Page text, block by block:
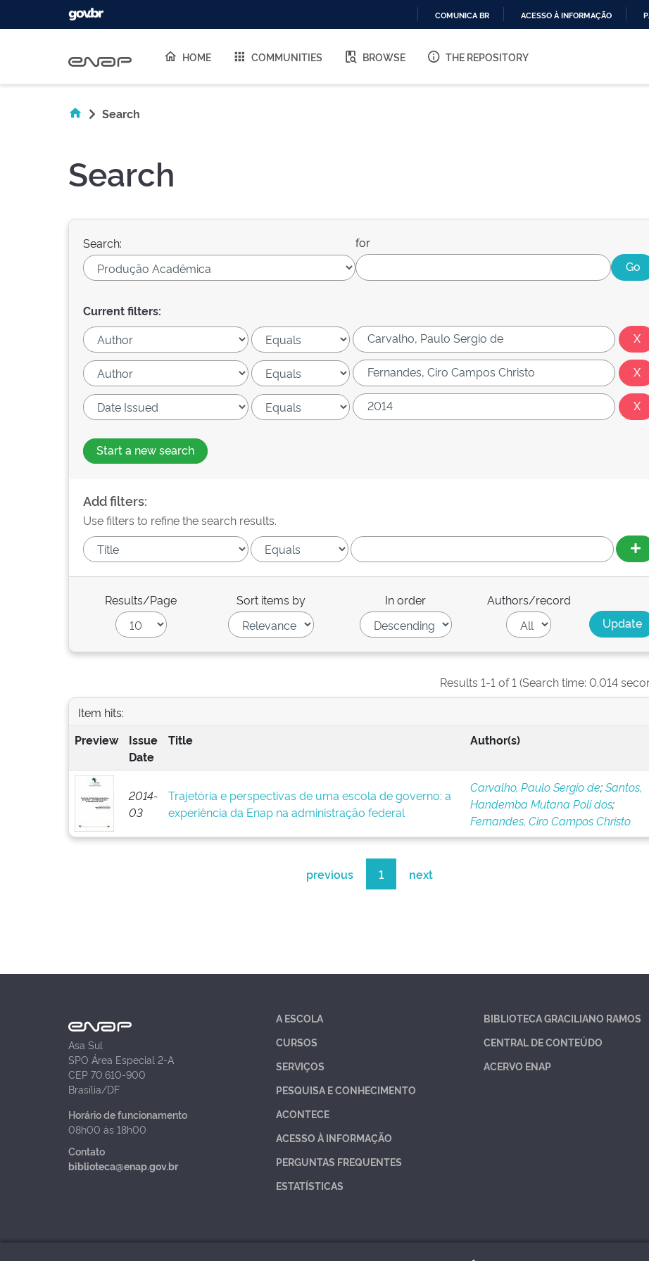
O
COMUNICA BR ACESSO À INFORMAÇÃO
HOME COMMUNITIES BROWSE THE REPOSITORY
Search
Search
Search: for
Current filters:
Start a new search
Add filters:
Use filters to refine the search results.
Results/Page Sort items by In order Authors/record
Results 1-1 of 1 (Search time: 0.014
Item hits:
Preview
Issue
Date
Title Author(s)
2014-
03
Trajetória e perspectivas de uma escola de governo: a
experiência da Enap na administração federal
Carvalho, Paulo Sergio de;Santos,
Handemba Mutana Poli dos;
Fernandes, Ciro Campos Christo
previous 1 next
Asa Sul
SPO Área Especial 2-A
CEP 70.610-900
Brasília/DF
Horário de funcionamento
08h00 às 18h00
Contato
biblioteca@enap.gov.br
A ESCOLA
CURSOS
SERVIÇOS
PESQUISA E CONHECIMENTO
ACONTECE
ACESSO À INFORMAÇÃO
PERGUNTAS FREQUENTES
ESTATÍSTICAS
BIBLIOTECA GRACILIANO RAMOS
CENTRAL DE CONTEÚDO
ACERVO ENAP